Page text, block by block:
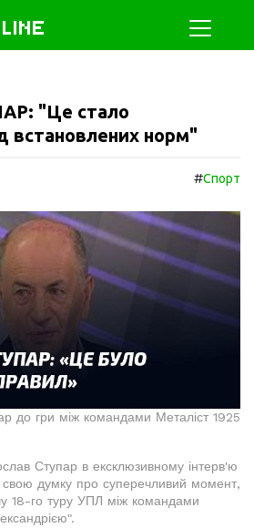
"Це стало
встановлених норм"
#Спорт
до гри між командами Металіст 1925
Ступар в ексклюзивному інтерв'ю
думку про суперечливий момент,
18-го туру УПЛ між командами